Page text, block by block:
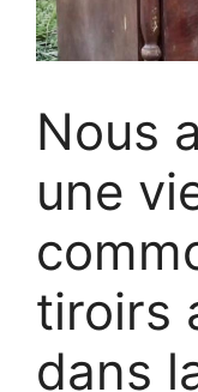
Nous
une
tiroirs
dans